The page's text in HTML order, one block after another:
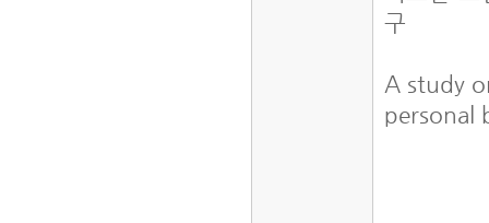
구
A study
personal